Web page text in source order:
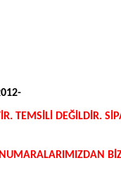
TEMSİLİ DEĞİLDİR.